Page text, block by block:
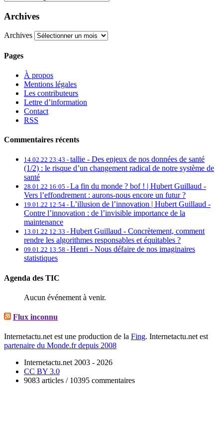
Archives
Archives
Pages
À propos
Mentions légales
Les contributeurs
Lettre d’information
Contact
RSS
Commentaires récents
14.02.22 23:43 - tallie - Des enjeux de nos données de santé
(1/2) : le risque d’un changement radical de notre système de
santé
28.01.22 16:05 - La fin du monde ? bof ! | Hubert Guillaud -
Vers l’effondrement : aurons-nous encore un futur ?
19.01.22 12:54 - L’illusion de l’innovation | Hubert Guillaud -
Contre l’innovation : de l’invisible importance de la
maintenance
13.01.22 12:33 - Hubert Guillaud - Concrètement, comment
rendre les algorithmes responsables et équitables ?
09.01.22 13:58 - Henri - Nous défaire de nos imaginaires
statistiques
Agenda des TIC
Aucun événement à venir.
Flux inconnu
Internetactu.net est une production de la Fing. Internetactu.net est
partenaire du Monde.fr depuis 2008
Internetactu.net 2003 - 2026
CC BY 3.0
9083 articles / 10395 commentaires